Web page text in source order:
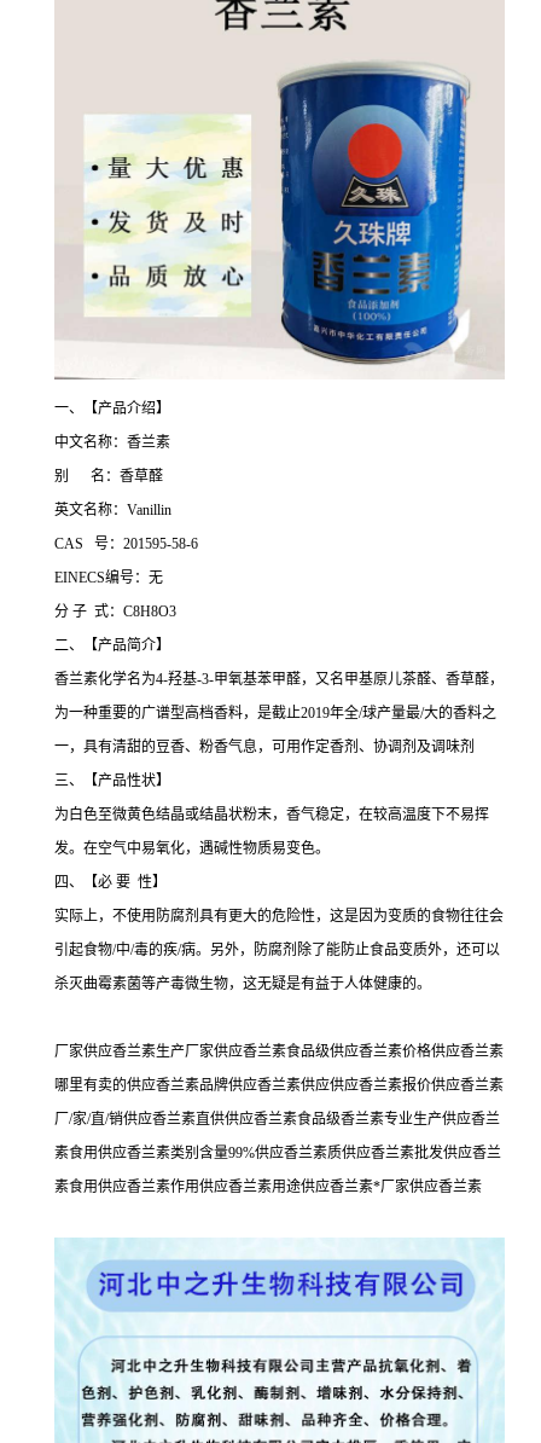
一、【产品介绍】
中文名称：香兰素
别 名：香草醛
英文名称：Vanillin
CAS 号：201595-58-6
EINECS编号：无
分 子 式：C8H8O3
二、【产品简介】
香兰素化学名为4-羟基-3-甲氧基苯甲醛，又名甲基原儿茶醛、香草醛，
为一种重要的广谱型高档香料，是截止2019年全/球产量最/大的香料之
一，具有清甜的豆香、粉香气息，可用作定香剂、协调剂及调味剂
三、【产品性状】
为白色至微黄色结晶或结晶状粉末，香气稳定，在较高温度下不易挥
发。在空气中易氧化，遇碱性物质易变色。
四、【必 要 性】
实际上，不使用防腐剂具有更大的危险性，这是因为变质的食物往往会
引起食物/中/毒的疾/病。另外，防腐剂除了能防止食品变质外，还可以
杀灭曲霉素菌等产毒微生物，这无疑是有益于人体健康的。
厂家供应香兰素生产厂家供应香兰素食品级供应香兰素价格供应香兰素
哪里有卖的供应香兰素品牌供应香兰素供应供应香兰素报价供应香兰素
厂/家/直/销供应香兰素直供供应香兰素食品级香兰素专业生产供应香兰
素食用供应香兰素类别含量99%供应香兰素质供应香兰素批发供应香兰
素食用供应香兰素作用供应香兰素用途供应香兰素*厂家供应香兰素